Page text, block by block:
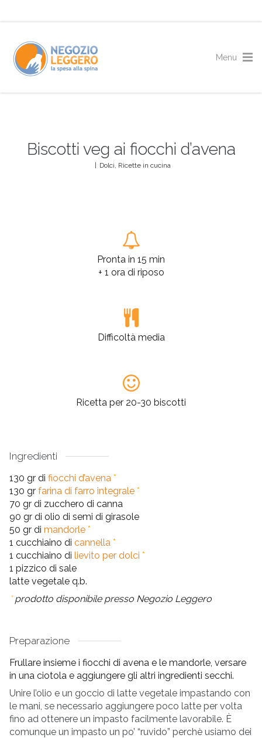
Biscotti veg ai fiocchi d’avena
Dolci, Ricette in cucina
Pronta in 15 min
+ 1 ora di riposo
Difficoltà media
Ricetta per 20-30 biscotti
Ingredienti
130 gr di fiocchi d’avena *
130 gr farina di farro integrale *
70 gr di zucchero di canna
90 gr di olio di semi di girasole
50 gr di mandorle *
1 cucchiaino di cannella *
1 cucchiaino di lievito per dolci *
1 pizzico di sale
latte vegetale q.b.
*prodotto disponibile presso Negozio Leggero
Preparazione
Frullare insieme i fiocchi di avena e le mandorle, versare
in una ciotola e aggiungere gli altri ingredienti secchi.
Unire l’olio e un goccio di latte vegetale impastando con
le mani, se necessario aggiungere poco latte per volta
fino ad ottenere un impasto facilmente lavorabile. È
comunque un impasto un po’ “ruvido” perchè usiamo dei